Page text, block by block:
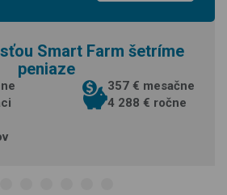
Smart Farm šetríme
peniaze
357 € mesačne
4 288 € ročne